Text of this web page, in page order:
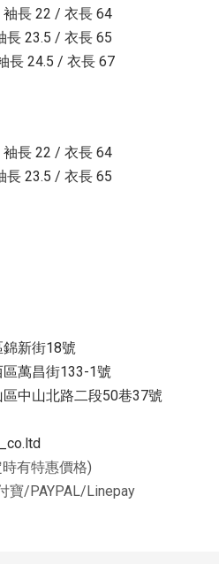
長 22 / 衣長 64
長 23.5 / 衣長 65
長 24.5 / 衣長 67
長 22 / 衣長 64
長 23.5 / 衣長 65
新街18號
萬昌街133-1號
中山北路二段50巷37號
時有特惠價格)
寶/PAYPAL/Linepay